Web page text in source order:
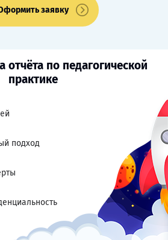
заявку
отчёта по педагогической
практике
подход